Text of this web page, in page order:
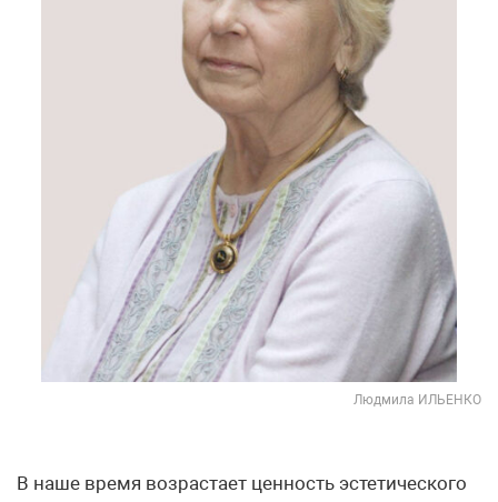
Людмила ИЛЬЕНКО
В наше время возрастает ценность эстетического